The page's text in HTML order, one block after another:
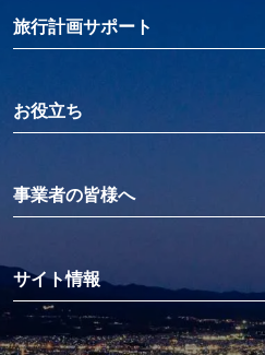
旅行計画サポート
お役立ち
事業者の皆様へ
サイト情報